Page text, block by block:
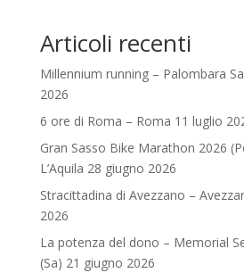
Articoli recenti
Millennium running – Palombara
2026
6 ore di Roma – Roma 11 luglio
Gran Sasso Bike Marathon 2026
L’Aquila 28 giugno 2026
Stracittadina di Avezzano –
2026
La potenza del dono – Memorial
(Sa) 21 giugno 2026